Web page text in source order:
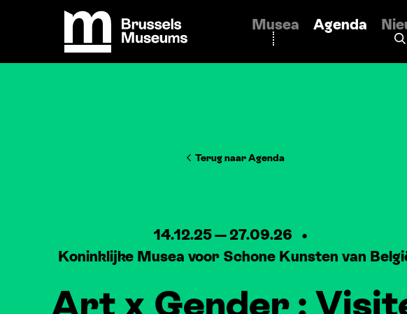
Brussels Museums
Musea Agenda
Terug naar Agenda
14.12.25—27.09.26
Koninklijke Musea voor Schone Kunsten van
Art x Gender :
Cookies beheer paneel